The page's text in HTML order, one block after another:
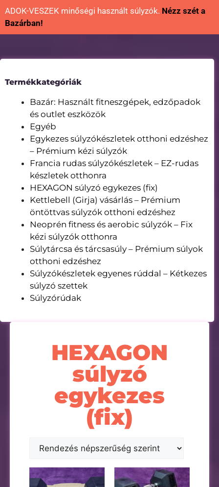
ADOK-VESZEK minőségi használt súlyzók. Nézz szét a
Bazárban!
Termékkategóriák
Bazár: Használt fitneszgépek, edzőpadok
és outlet eszközök
Egyéb
Egykezes súlyzókészletek otthoni edzéshez
– Prémium kézi súlyzók
Francia rudas súlyzókészletek – EZ-rudas
készletek otthonra
HEXAGON súlyzó egykezes (fix)
Kettlebell (Girja) vásárlás – Prémium
öntöttvas súlyzók otthoni edzéshez
Neoprén fitness és aerobic súlyzók – Fix
kézi súlyzók otthonra
Súlytárcsa és tárcsasúly – Prémium súlyok
otthoni edzéshez
Súlyzókészletek egyenes rúddal – Kétkezes
súlyzó szettek
Súlyzórúdak
HEXAGON
súlyzó
egykezes
(fix)